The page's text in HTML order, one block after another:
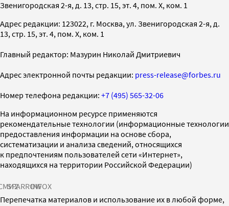
Звенигородская 2-я, д. 13, стр. 15, эт. 4, пом. X, ком. 1
Адрес редакции: 123022, г. Москва, ул. Звенигородская 2-я, д.
13, стр. 15, эт. 4, пом. X, ком. 1
Главный редактор: Мазурин Николай Дмитриевич
Адрес электронной почты редакции: press-release@forbes.ru
Номер телефона редакции: +7 (495) 565-32-06
На информационном ресурсе применяются
рекомендательные технологии (информационные технологии
предоставления информации на основе сбора,
систематизации и анализа сведений, относящихся
к предпочтениям пользователей сети «Интернет»,
находящихся на территории Российской Федерации)
SPARROWINFOX
Перепечатка материалов и использование их в любой форме,